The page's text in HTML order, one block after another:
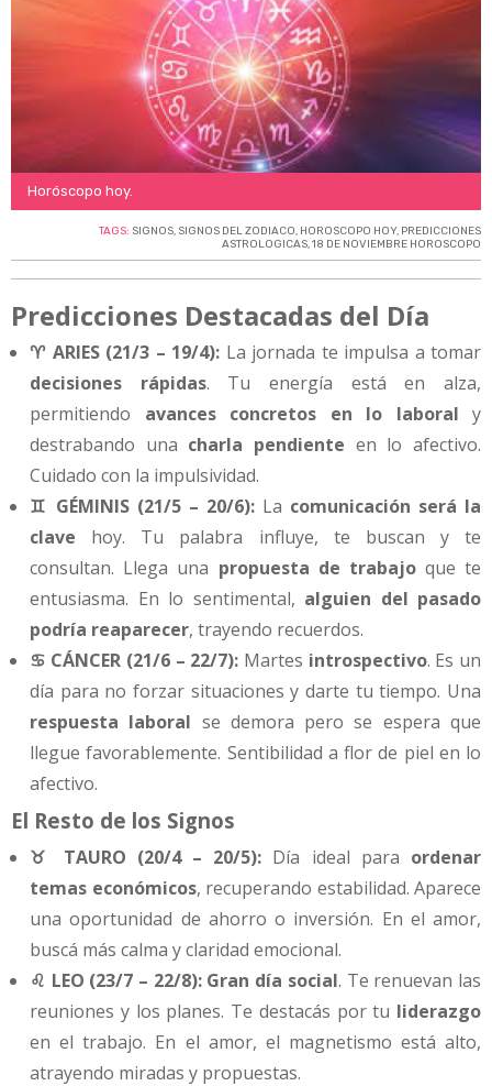
Horóscopo hoy.
TAGS: SIGNOS, SIGNOS DEL ZODIACO, HOROSCOPO HOY, PREDICCIONES
ASTROLOGICAS,18 DE NOVIEMBRE HOROSCOPO
Predicciones Destacadas del Día
♈ ARIES (21/3 – 19/4): La jornada te impulsa a tomar
decisiones rápidas. Tu energía está en alza,
permitiendo avances concretos en lo laboral y
destrabando una charla pendiente en lo afectivo.
Cuidado con la impulsividad.
♊ GÉMINIS (21/5 – 20/6): La comunicación será la
clave hoy. Tu palabra influye, te buscan y te
consultan. Llega una propuesta de trabajoque te
entusiasma. En lo sentimental, alguien del pasado
podría reaparecer, trayendo recuerdos.
♋ CÁNCER (21/6 – 22/7): Martes introspectivo. Es un
día para no forzar situaciones y darte tu tiempo. Una
respuesta laboral se demora pero se espera que
llegue favorablemente. Sentibilidad a flor de piel en lo
afectivo.
El Resto de los Signos
♉ TAURO (20/4 – 20/5): Día ideal para ordenar
temas económicos, recuperando estabilidad. Aparece
una oportunidad de ahorro o inversión. En el amor,
buscá más calma y claridad emocional.
♌ LEO (23/7 – 22/8): Gran día social. Te renuevan las
reuniones y los planes. Te destacás por tu liderazgo
en el trabajo. En el amor, el magnetismo está alto,
atrayendo miradas y propuestas.